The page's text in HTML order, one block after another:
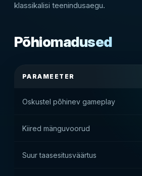
klassikalisi teenindusaegu.
Põhiomadused
PARAMEETER
Oskustel põhinev gameplay
Kiired mänguvoorud
Suur taasesitusväärtus